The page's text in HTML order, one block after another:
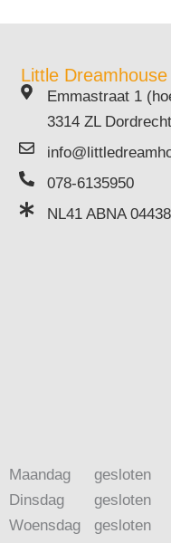
Little Dreamhouse
Emmastraat 1
3314 ZL Dordrecht
078-6135950
NL41 ABNA
Maandag
Dinsdag
Woensdag
gesloten
gesloten
gesloten